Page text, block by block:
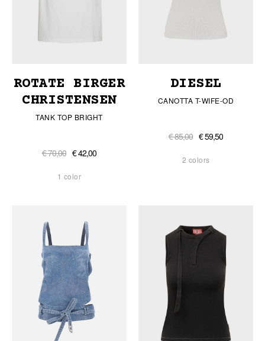
ROTATE BIRGER
CHRISTENSEN
TANK TOP BRIGHT
€ 70,00 € 42,00
1 color
DIESEL
CANOTTA T-WIFE-OD
€ 85,00 € 59,50
2 colors